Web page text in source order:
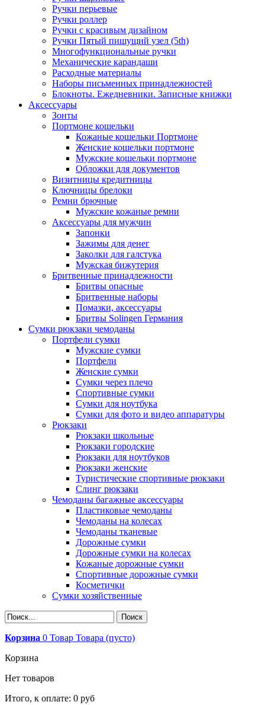
Ручки перьевые
Ручки роллер
Ручки с красивым дизайном
Ручки Пятый пишущий узел (5th)
Многофункциональные ручки
Механические карандаши
Расходные материалы
Наборы письменных принадлежностей
Блокноты. Ежедневники. Записные книжки
Аксессуары
Зонты
Портмоне кошельки
Кожаные кошельки Портмоне
Женские кошельки портмоне
Мужские кошельки портмоне
Обложки для документов
Визитницы кредитницы
Ключницы брелоки
Ремни брючные
Мужские кожаные ремни
Аксессуары для мужчин
Запонки
Зажимы для денег
Заколки для галстука
Мужская бижутерия
Бритвенные принадлежности
Бритвы опасные
Бритвенные наборы
Помазки, аксессуары
Бритвы Solingen Германия
Сумки рюкзаки чемоданы
Портфели сумки
Мужские сумки
Портфели
Женские сумки
Сумки через плечо
Спортивные сумки
Сумки для ноутбука
Сумки для фото и видео аппаратуры
Рюкзаки
Рюкзаки школьные
Рюкзаки городские
Рюкзаки для ноутбуков
Рюкзаки женские
Туристические спортивные рюкзаки
Слинг рюкзаки
Чемоданы багажные аксессуары
Пластиковые чемоданы
Чемоданы на колесах
Чемоданы тканевые
Дорожные сумки
Дорожные сумки на колесах
Кожаные дорожные сумки
Спортивные дорожные сумки
Косметички
Сумки хозяйственные
Корзина 0 Товар Товара (пусто)
Корзина
Нет товаров
Итого, к оплате: 0 руб